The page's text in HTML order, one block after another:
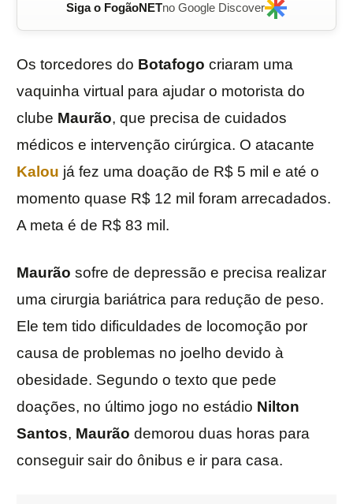
Siga o FogãoNETno Google Discover
Os torcedores do Botafogo criaram uma
vaquinha virtual para ajudar o motorista do
clube Maurão, que precisa de cuidados
médicos e intervenção cirúrgica. O atacante
Kalou já fez uma doação de R$ 5 mil e até o
momento quase R$ 12 mil foram arrecadados.
A meta é de R$ 83 mil.
Maurão sofre de depressão e precisa realizar
uma cirurgia bariátrica para redução de peso.
Ele tem tido dificuldades de locomoção por
causa de problemas no joelho devido à
obesidade. Segundo o texto que pede
doações, no último jogo no estádio Nilton
Santos, Maurão demorou duas horas para
conseguir sair do ônibus e ir para casa.